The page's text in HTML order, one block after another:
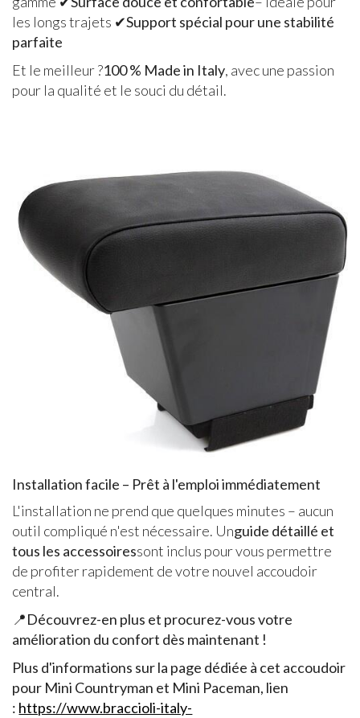
les longs trajets ✔Support spécial pour une stabilité
parfaite
Et le meilleur ?100 % Made in Italy, avec une passion
pour la qualité et le souci du détail.
Installation facile – Prêt à l'emploi immédiatement
L'installation ne prend que quelques minutes – aucun
outil compliqué n'est nécessaire. Unguide détaillé et
tous les accessoiressont inclus pour vous permettre
de profiter rapidement de votre nouvel accoudoir
central.
📍Découvrez-en plus et procurez-vous votre
amélioration du confort dès maintenant !
Plus d'informations sur la page dédiée à cet accoudoir
pour Mini Countryman et Mini Paceman, lien
: https://www.braccioli-italy-